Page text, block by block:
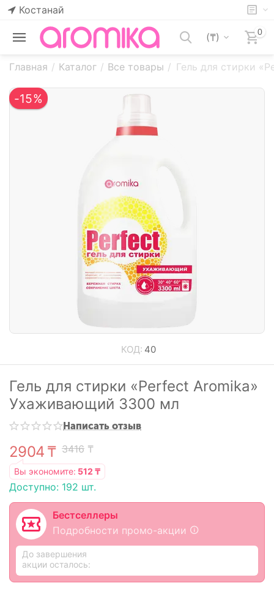
Костанай
(₸) 0
Главная / Каталог / Все товары / Гель для стирки
-15%
КОД: 40
Гель для стирки «Perfect Aromika»
Ухаживающий 3300 мл
Написать отзыв
2904 ₸ 3416 ₸
Вы экономите: 512 ₸
Доступно: 192 шт.
Бестселлеры
Подробности промо-акции
До завершения
акции осталось: